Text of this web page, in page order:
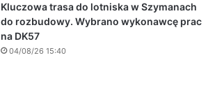
Kluczowa trasa do lotniska w Szymanach
do rozbudowy. Wybrano wykonawcę prac
na DK57
04/08/26 15:40